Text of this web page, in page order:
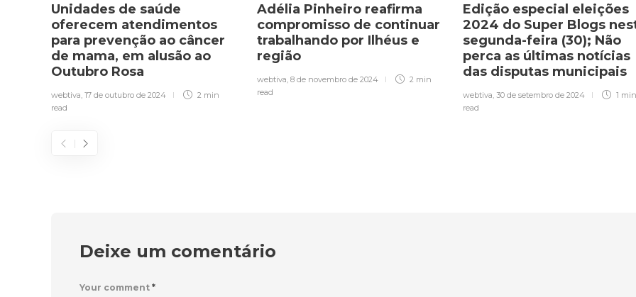
Unidades de saúde
oferecem atendimentos
para prevenção ao câncer
de mama, em alusão ao
Outubro Rosa
webtiva 17 de outubro de 2024
2 min
read
Adélia Pinheiro reafirma
compromisso de continuar
trabalhando por Ilhéus e
região
webtiva 8 de novembro de 2024
2 min
read
Edição especial eleições
2024 do Super Blogs
segunda-feira (30); Não
perca as últimas notícias
das disputas municipais
webtiva 30 de setembro de 2024
1 min
read
Deixe um comentário
Your comment *